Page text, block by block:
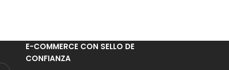
E-COMMERCE CON SELLO DE
CONFIANZA